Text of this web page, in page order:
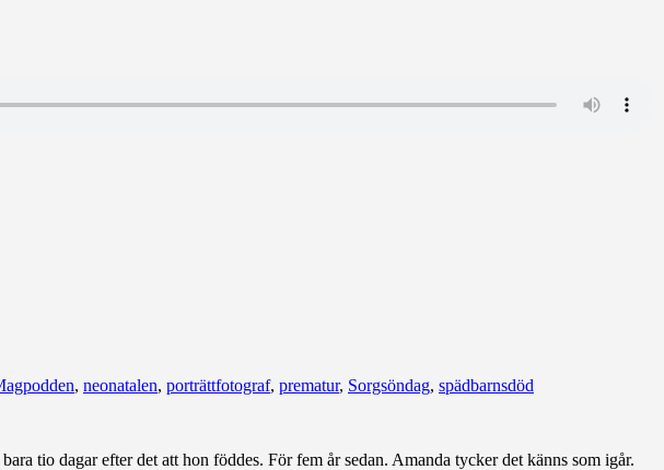
, neonatalen, porträttfotograf, prematur, Sorgsöndag, spädbarnsdöd
tio dagar efter det att hon föddes. För fem år sedan. Amanda tycker det känns som igår.